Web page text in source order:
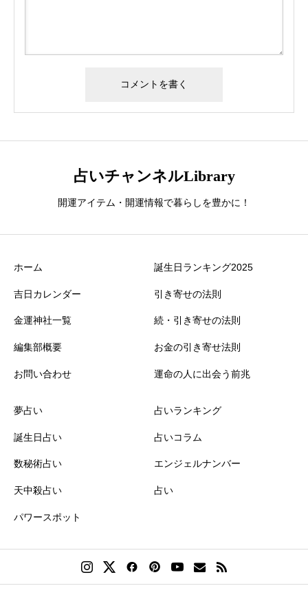
占いチャンネルLibrary
開運アイテム・開運情報で暮らしを豊かに！
ホーム
吉日カレンダー
金運神社一覧
編集部概要
お問い合わせ
誕生日ランキング2025
引き寄せの法則
続・引き寄せの法則
お金の引き寄せ法則
運命の人に出会う前兆
夢占い
誕生日占い
数秘術占い
天中殺占い
パワースポット
占いランキング
占いコラム
エンジェルナンバー
占い